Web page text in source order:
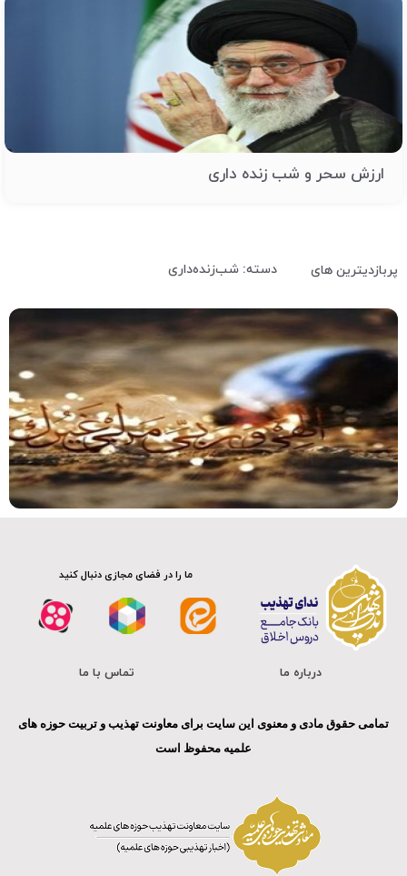
ارزش سحر و شب زنده داری
پربازدیترین های دسته: شب‌زنده‌داری
صوت
ما را در فضای مجازی دنبال کنید
درباره ما تماس با ما
تمامی حقوق مادی و معنوی این سایت برای معاونت تهذیب و تربیت حوزه های
علمیه محفوظ است